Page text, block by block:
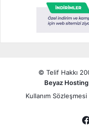
© Telif Hakkı
Beyaz
Kullanım Sözleşmesi